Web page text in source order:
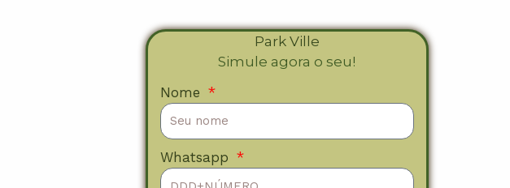
Park Ville
Simule agora o seu!
Nome
Whatsapp